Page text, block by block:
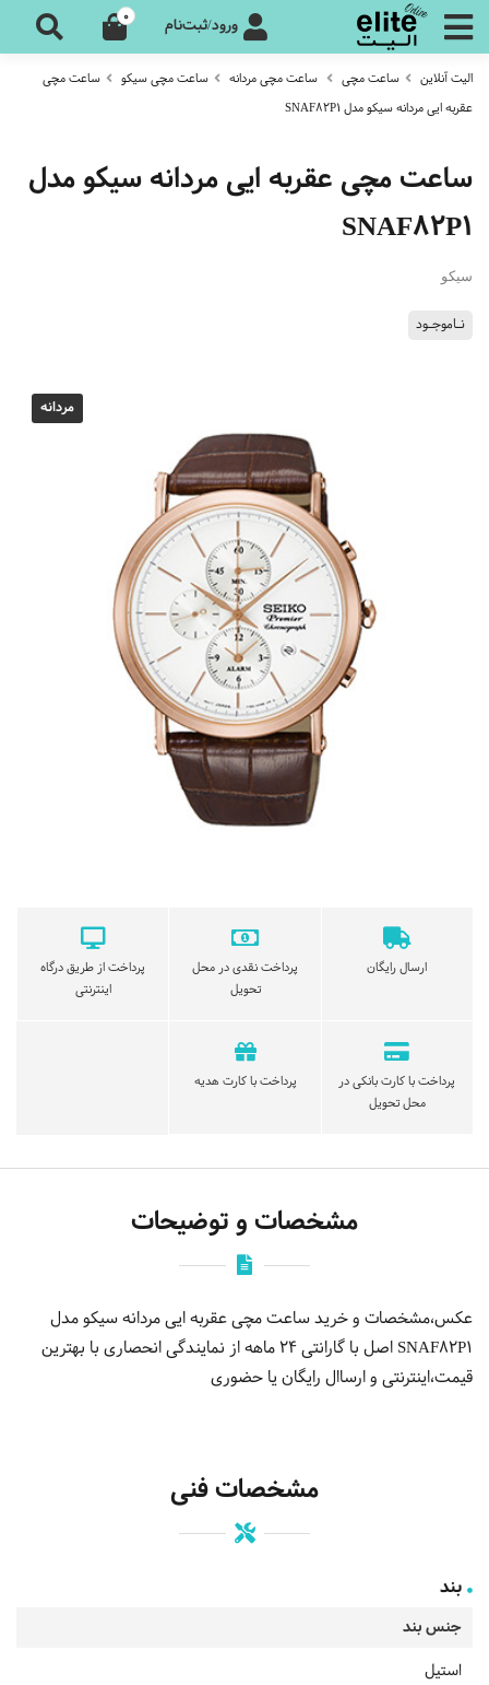
ورود/ثبت‌نام 0
الیت آنلاین ساعت مچی ساعت مچی مردانه ساعت مچی سیکو
ساعت مچی
عقربه ایی مردانه سیکو مدل SNAF82P1
ساعت مچی عقربه ایی مردانه سیکو مدل
SNAF82P1
سیکو
نـاموجـود
مردانه
ارسال رایگان
پرداخت نقدی در محل
تحویل
پرداخت از طریق درگاه
اینترنتی
پرداخت با کارت بانکی در
محل تحویل
پرداخت با کارت هدیه
مشخصات و توضیحات
عکس،مشخصات و خرید ساعت مچی عقربه ایی مردانه سیکو مدل
SNAF82P1 اصل با گارانتی 24 ماهه از نمایندگی انحصاری با بهترین
قیمت،اینترنتی و ارساال رایگان یا حضوری
مشخصات فنی
بند
جنس بند
استیل